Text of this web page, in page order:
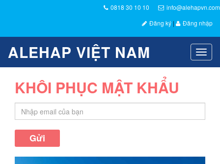
0818 30 10 10
info@alehapvn.com
Đăng ký | Đăng nhập
ALEHAP VIỆT NAM
KHÔI PHỤC MẬT KHẨU
Gửi